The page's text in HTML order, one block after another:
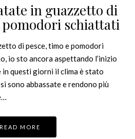
in guazzetto di
pomodori schiattati
di pesce, timo e pomodori
io sto ancora aspettando l’inizio
in questi giorni il clima è stato
sono abbassate e rendono più
READ MORE